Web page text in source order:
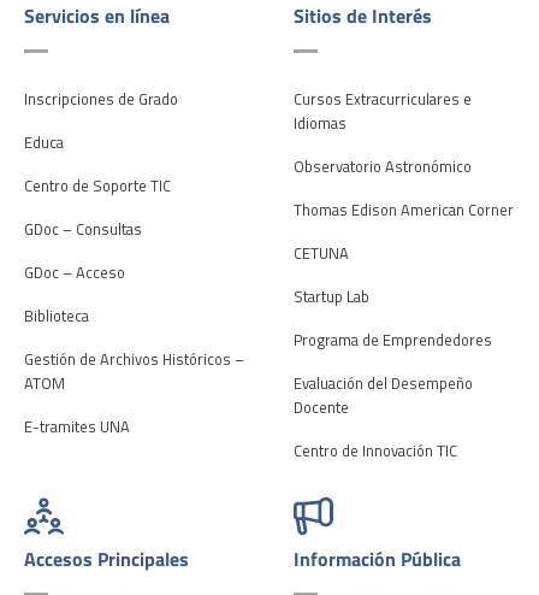
Servicios en línea
Inscripciones de Grado
Educa
Centro de Soporte TIC
GDoc – Consultas
GDoc – Acceso
Biblioteca
Gestión de Archivos Históricos –
ATOM
E-tramites UNA
Sitios de Interés
Cursos Extracurriculares e
Idiomas
Observatorio Astronómico
Thomas Edison American Corner
CETUNA
Startup Lab
Programa de Emprendedores
Evaluación del Desempeño
Docente
Centro de Innovación TIC
Accesos Principales Información Pública